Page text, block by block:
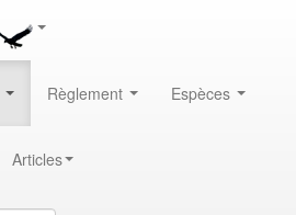
Règlement Espèces
Articles